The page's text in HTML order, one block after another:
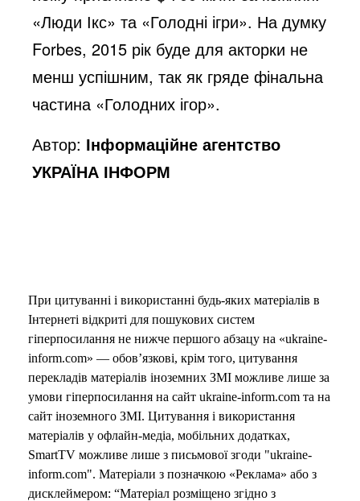
«Люди Ікс» та «Голодні ігри». На думку
Forbes, 2015 рік буде для акторки не
менш успішним, так як гряде фінальна
частина «Голодних ігор».
Автор: Інформаційне агентство
УКРАЇНА ІНФОРМ
При цитуванні і використанні будь-яких матеріалів в
Інтернеті відкриті для пошукових систем
гіперпосилання не нижче першого абзацу на «ukraine-
inform.com» — обов’язкові, крім того, цитування
перекладів матеріалів іноземних ЗМІ можливе лише за
умови гіперпосилання на сайт ukraine-inform.com та на
сайт іноземного ЗМІ. Цитування і використання
матеріалів у офлайн-медіа, мобільних додатках,
SmartTV можливе лише з письмової згоди "ukraine-
inform.com". Матеріали з позначкою «Реклама» або з
дисклеймером: “Матеріал розміщено згідно з